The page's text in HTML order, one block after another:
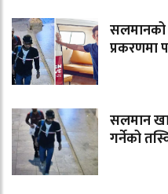
सलमानको
प्रकरणमा
सलमान
गर्नेको